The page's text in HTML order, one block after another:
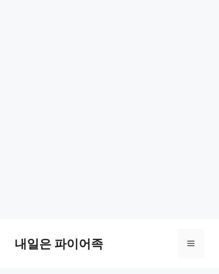
content내일은 파이어족 Menu